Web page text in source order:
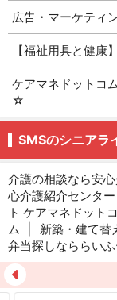
広告・マーケティ
【福祉用具と健康
ケアマネドットコ
☆
SMSのシニアラ
介護の相談なら安
心介護紹介センター
ト ケアマネドット
ム
新築・建て替
弁当探しなららい